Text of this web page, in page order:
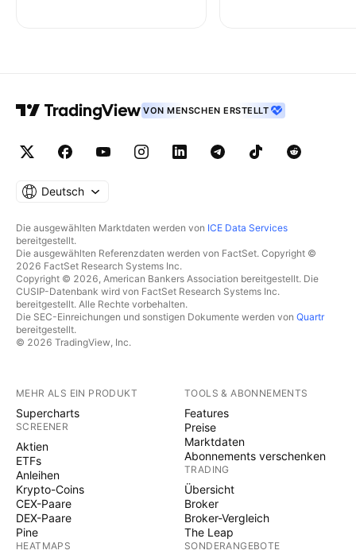
VON MENSCHEN ERSTELLT
Deutsch
Die ausgewählten Marktdaten werden von ICE Data Services
bereitgestellt.
Die ausgewählten Referenzdaten werden von FactSet. Copyright ©
2026 FactSet Research Systems Inc.
Copyright © 2026, American Bankers Association bereitgestellt. Die
CUSIP-Datenbank wird von FactSet Research Systems Inc.
bereitgestellt. Alle Rechte vorbehalten.
Die SEC-Einreichungen und sonstigen Dokumente werden von Quartr
bereitgestellt.
© 2026 TradingView, Inc.
MEHR ALS EIN PRODUKT
Supercharts
SCREENER
Aktien
ETFs
Anleihen
Krypto-Coins
CEX-Paare
DEX-Paare
Pine
HEATMAPS
TOOLS & ABONNEMENTS
Features
Preise
Marktdaten
Abonnements verschenken
TRADING
Übersicht
Broker
Broker-Vergleich
The Leap
SONDERANGEBOTE